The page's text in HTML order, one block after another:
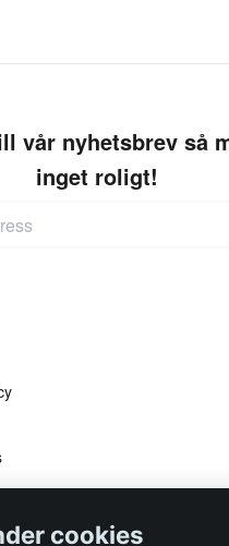
vår nyhetsbrev så
inget roligt!
Vi
cookies